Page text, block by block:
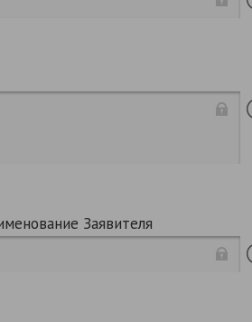
Заявителя